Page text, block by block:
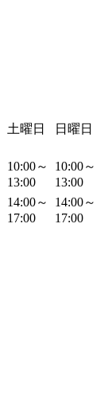
土曜日 日曜日
10:00～
13:00
10:00～
13:00
14:00～
17:00
14:00～
17:00